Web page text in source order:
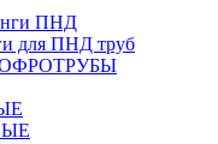
ПНД
для ПНД труб